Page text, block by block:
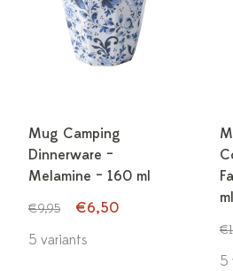
Mug Camping
Dinnerware –
Melamine – 160 ml
€9,95
€6,50
5 variants
ml
5